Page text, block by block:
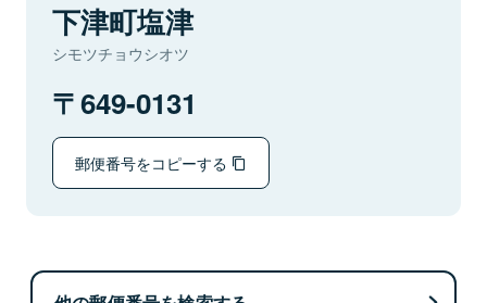
下津町塩津
シモツチョウシオツ
649-0131
郵便番号をコピーする